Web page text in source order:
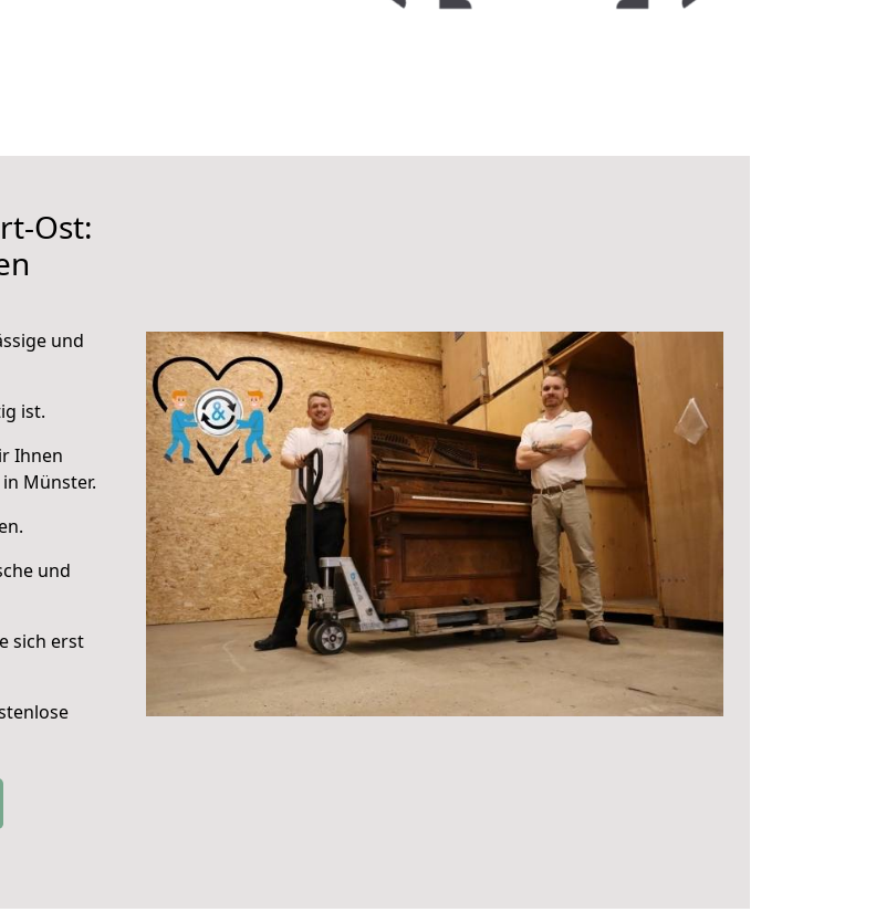
Ost:
und
ist.
Ihnen
Münster.
und
sich erst